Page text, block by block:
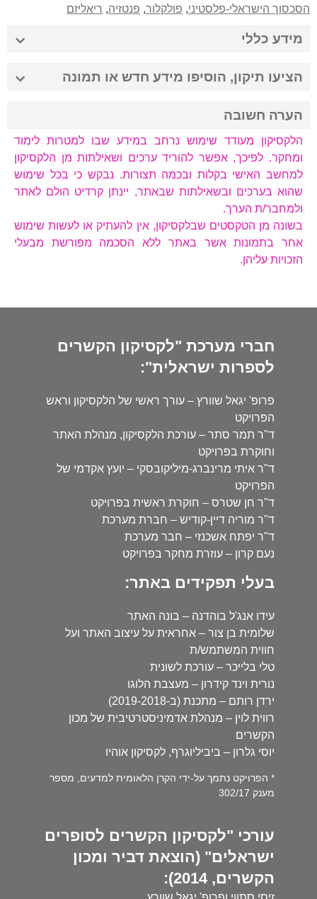
הסכסוך הישראלי-פלסטיני, פולקלור, פנטזיה, ריאליזם
מידע כללי
הציעו תיקון, הוסיפו מידע חדש או תמונה
הערה חשובה
הלקסיקון מעודד שימוש נרחב במידע שבו למטרות לימוד
ומחקר. לפיכך, אפשר להוריד ערכים ושאילתות מן הלקסיקון
למחשב האישי בקלות ובכמה תצורות. נבקש כי בכל שימוש
שהוא בערכים ובשאילתות שבאתר, יינתן קרדיט הולם לאתר
ולמחבר/ת הערך.
בשונה מן הטקסטים שבלקסיקון, אין להעתיק או לעשות שימוש
אחר בתמונות אשר באתר ללא הסכמה מפורשת מבעלי
הזכויות עליהן.
חברי מערכת "לקסיקון הקשרים
לספרות ישראלית":
פרופ' יגאל שוורץ – עורך ראשי של הלקסיקון וראש
הפרויקט
ד"ר תמר סתר – עורכת הלקסיקון, מנהלת האתר
וחוקרת בפרויקט
ד"ר איתי מרינברג-מיליקובסקי – יועץ אקדמי של
הפרויקט
ד"ר חן שטרס – חוקרת ראשית בפרויקט
ד"ר מוריה דיין-קודיש – חברת מערכת
ד"ר יפתח אשכנזי – חבר מערכת
נעם קרון – עוזרת מחקר בפרויקט
בעלי תפקידים באתר:
עידו אנג'ל בוהדנה – בונה האתר
שלומית בן צור – אחראית על עיצוב האתר ועל
חווית המשתמש/ת
טלי בלייכר – עורכת לשונית
נורית וינד קידרון – מעצבת הלוגו
ירדן רותם – מתכנת (ב-2019-2018)
רווית לוין – מנהלת אדמיניסטרטיבית של מכון
הקשרים
יוסי גלרון – ביביליוגרף, לקסיקון אוהיו
* הפרויקט נתמך על-ידי הקרן הלאומית למדעים, מספר
מענק 302/17
עורכי "לקסיקון הקשרים לסופרים
ישראלים" (הוצאת דביר ומכון
הקשרים, 2014):